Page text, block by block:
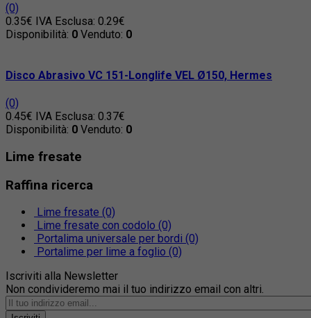
(0)
0.35€ IVA Esclusa: 0.29€
Disponibilità: 0 Venduto: 0
Disco Abrasivo VC 151-Longlife VEL Ø150, Hermes
(0)
0.45€ IVA Esclusa: 0.37€
Disponibilità: 0 Venduto: 0
Lime fresate
Raffina ricerca
Lime fresate (0)
Lime fresate con codolo (0)
Portalima universale per bordi (0)
Portalime per lime a foglio (0)
Iscriviti alla Newsletter
Non condivideremo mai il tuo indirizzo email con altri.